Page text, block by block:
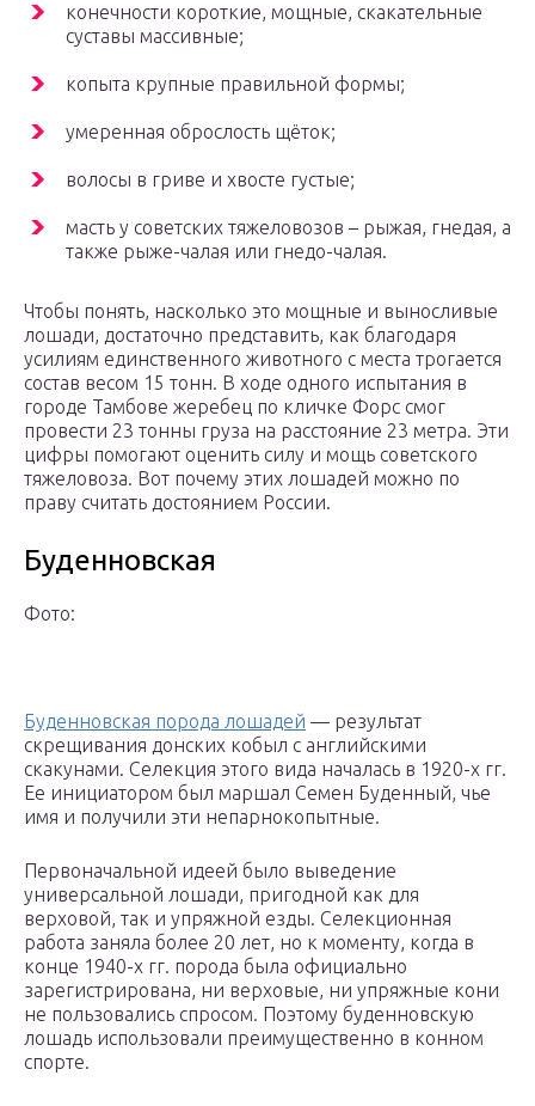
конечности короткие, мощные, скакательные
суставы массивные;
копыта крупные правильной формы;
умеренная оброслость щёток;
волосы в гриве и хвосте густые;
масть у советских тяжеловозов – рыжая, гнедая, а
также рыже-чалая или гнедо-чалая.
Чтобы понять, насколько это мощные и выносливые
лошади, достаточно представить, как благодаря
усилиям единственного животного с места трогается
состав весом 15 тонн. В ходе одного испытания в
городе Тамбове жеребец по кличке Форс смог
провести 23 тонны груза на расстояние 23 метра. Эти
цифры помогают оценить силу и мощь советского
тяжеловоза. Вот почему этих лошадей можно по
праву считать достоянием России.
Буденновская
Фото:
Буденновская порода лошадей — результат
скрещивания донских кобыл с английскими
скакунами. Селекция этого вида началась в 1920-х гг.
Ее инициатором был маршал Семен Буденный, чье
имя и получили эти непарнокопытные.
Первоначальной идеей было выведение
универсальной лошади, пригодной как для
верховой, так и упряжной езды. Селекционная
работа заняла более 20 лет, но к моменту, когда в
конце 1940-х гг. порода была официально
зарегистрирована, ни верховые, ни упряжные кони
не пользовались спросом. Поэтому буденновскую
лошадь использовали преимущественно в конном
спорте.